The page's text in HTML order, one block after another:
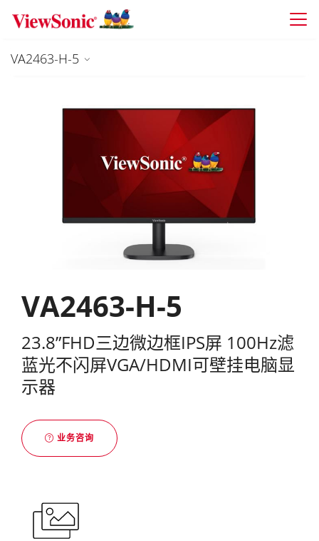
Skip to main content
VA2463-H-5
VA2463-H-5
23.8”FHD三边微边框IPS屏 100Hz滤
蓝光不闪屏VGA/HDMI可壁挂电脑显
示器
业务咨询